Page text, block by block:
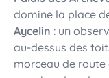
domine la place
Aycelin : un
au-dessus des
morceau de